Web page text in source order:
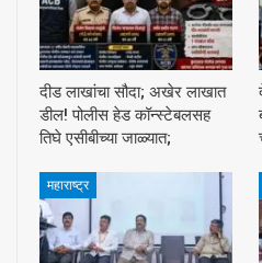
दीड लाखांचा सौदा; अखेर लाखात
डील! पोलीस हेड कॉन्स्टेबलसह
तिघे एसीबीच्या जाळ्यात;
महाराष्ट्र